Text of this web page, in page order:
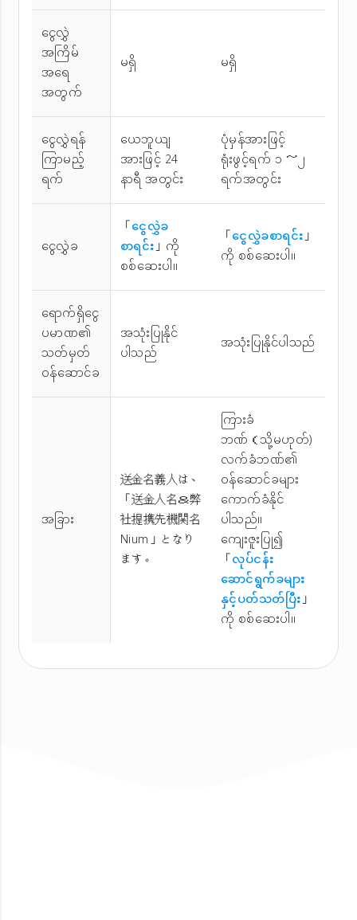
ငွေလွှဲ
အကြိမ်
အ‌ရေ
အတွက်
မရှိ မရှိ
ငွေလွှဲရန်
ကြာမည့်
ရက်
ယေဘူယျ
အားဖြင့် 24
နာရီ အတွင်း
ပုံမှန်အားဖြင့်
ရုံးဖွင့်ရက် ၁ ～၂
ရက်အတွင်း
ငွေလွှဲခ
「ငွေလွှဲခ
စာရင်း」ကို
စစ်ဆေးပါ။
「ငွေလွှဲခစာရင်း」
ကို စစ်ဆေးပါ။
ရောက်ရှိငွေ
ပမာဏ၏
သတ်မှတ်
ဝန်ဆောင်ခ
အသုံးပြုနိုင်
ပါသည်
အသုံးပြုနိုင်ပါသည်
အခြား
送金名義人は、
「送金人名＆弊
社提携先機関名
Nium」となり
ます。
ကြားခံ
ဘဏ်（သို့မဟုတ်)
လက်ခံဘဏ်၏
ဝန်ဆောင်ခများ
ကောက်ခံနိုင်
ပါသည်။
ကျေးဇူးပြု၍
「လုပ်ငန်း
ဆောင်ရွက်ခများ
နှင့်ပတ်သတ်ပြီး」
ကို စစ်ဆေးပါ။